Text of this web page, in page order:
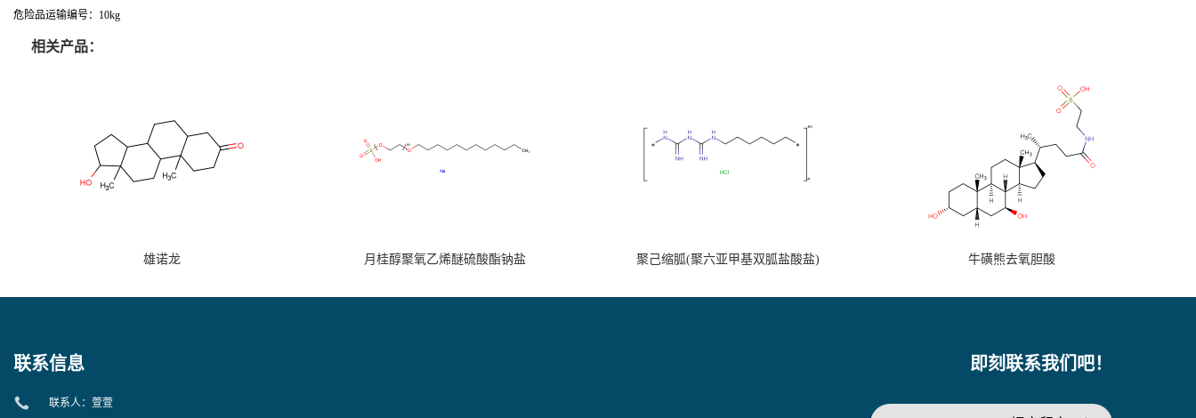
危险品运输编号：10kg
相关产品：
雄诺龙 月桂醇聚氧乙烯醚硫酸酯钠盐 聚己缩胍(聚六亚甲基双胍盐酸盐) 牛磺熊去氧胆酸
联系信息
联系人：萱萱
即刻联系我们吧！